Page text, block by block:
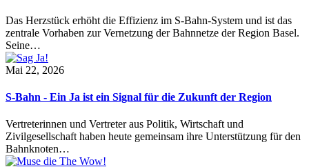
Das Herzstück erhöht die Effizienz im S-Bahn-System und ist das
zentrale Vorhaben zur Vernetzung der Bahnnetze der Region Basel.
Seine…
Mai 22, 2026
S-Bahn - Ein Ja ist ein Signal für die Zukunft der Region
Vertreterinnen und Vertreter aus Politik, Wirtschaft und
Zivilgesellschaft haben heute gemeinsam ihre Unterstützung für den
Bahnknoten…